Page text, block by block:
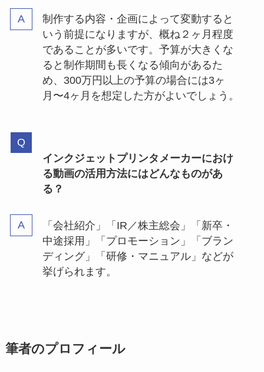
制作する内容・企画によって変動すると
いう前提になりますが、概ね２ヶ月程度
であることが多いです。予算が大きくな
ると制作期間も長くなる傾向があるた
め、300万円以上の予算の場合には3ヶ
月〜4ヶ月を想定した方がよいでしょう。
インクジェットプリンタメーカーにおけ
る動画の活用方法にはどんなものがあ
る？
「会社紹介」「IR／株主総会」「新卒・
中途採用」「プロモーション」「ブラン
ディング」「研修・マニュアル」などが
挙げられます。
筆者のプロフィール